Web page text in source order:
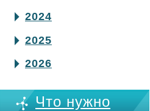
2024
2025
2026
Что нужно